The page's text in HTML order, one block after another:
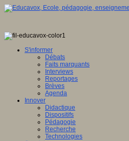
S'informer
Débats
Faits marquants
Interviews
Reportages
Brèves
Agenda
Innover
Didactique
Dispositifs
Pédagogie
Recherche
Technologies